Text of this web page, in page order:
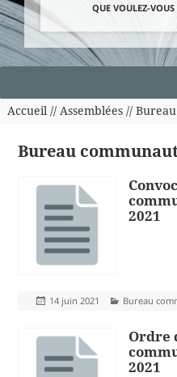
QUE VOULEZ-VOUS
Accueil// Assemblées//
Bureau
2021
Publié
14 juin 2021 Catégories
Bureau
Ordre
2021